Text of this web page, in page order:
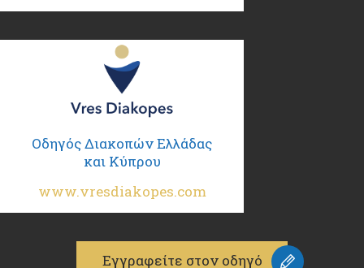
Οδηγός Διακοπών Ελλάδας
και Κύπρου
www.vresdiakopes.com
Εγγραφείτε στον οδηγό